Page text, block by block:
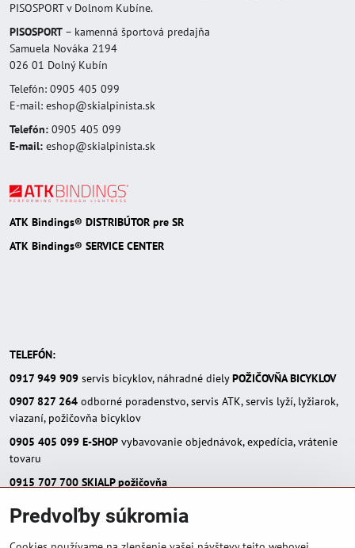
PISOSPORT v Dolnom Kubíne.
PISOSPORT – kamenná športová predajňa
Samuela Nováka 2194
026 01 Dolný Kubín
Telefón: 0905 405 099
E-mail: eshop@skialpinista.sk
Telefón: 0905 405 099
E-mail: eshop@skialpinista.sk
ATK Bindings® DISTRIBÚTOR pre SR
ATK Bindings® SERVICE CENTER
TELEFÓN:
0917 949 909 servis bicyklov, náhradné dielyPOŽIČOVŇA BICYKLOV
0907 827 264 odborné poradenstvo, servis ATK, servis lyží, lyžiarok,
viazaní, požičovňa bicyklov
0905 405 099 E-SHOP vybavovanie objednávok, expedícia, vrátenie
tovaru
0915 707 700 SKIALP požičovňa
E-MAIL:
eshop(zavináč)skialpinista.sk
Predvoľby súkromia